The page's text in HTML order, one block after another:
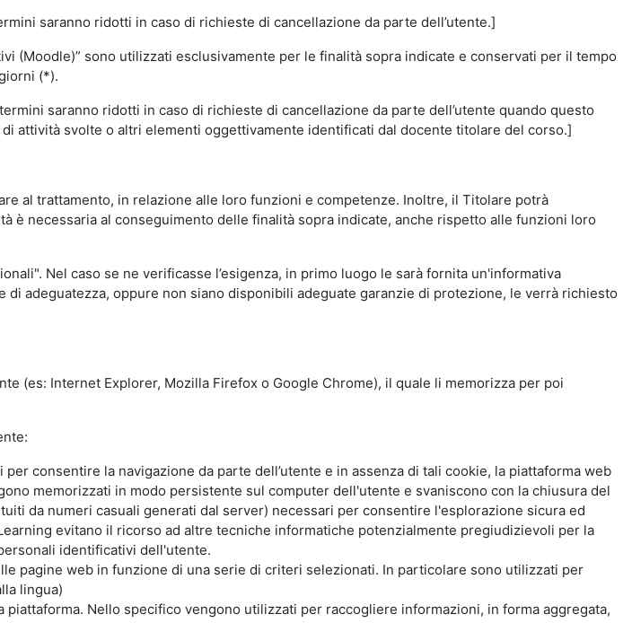
saranno ridotti in caso di richieste di cancellazione da parte dell’utente.]
(Moodle)” sono utilizzati esclusivamente per le finalità sopra indicate e conservati per il tempo
(*).
saranno ridotti in caso di richieste di cancellazione da parte dell’utente quando questo
attività svolte o altri elementi oggettivamente identificati dal docente titolare del corso.]
al trattamento, in relazione alle loro funzioni e competenze. Inoltre, il Titolare potrà
è necessaria al conseguimento delle finalità sopra indicate, anche rispetto alle funzioni loro
Nel caso se ne verificasse l’esigenza, in primo luogo le sarà fornita un'informativa
adeguatezza, oppure non siano disponibili adeguate garanzie di protezione, le verrà richiesto
(es: Internet Explorer, Mozilla Firefox o Google Chrome), il quale li memorizza per poi
consentire la navigazione da parte dell’utente e in assenza di tali cookie, la piattaforma web
memorizzati in modo persistente sul computer dell'utente e svaniscono con la chiusura del
da numeri casuali generati dal server) necessari per consentire l'esplorazione sicura ed
evitano il ricorso ad altre tecniche informatiche potenzialmente pregiudizievoli per la
identificativi dell'utente.
pagine web in funzione di una serie di criteri selezionati. In particolare sono utilizzati per
lingua)
Nello specifico vengono utilizzati per raccogliere informazioni, in forma aggregata,